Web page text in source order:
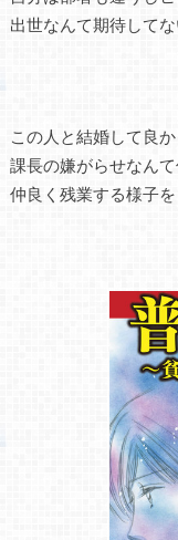
出世なんて期待して
この人と結婚して良
課長の嫌がらせなん
仲良く残業する様子